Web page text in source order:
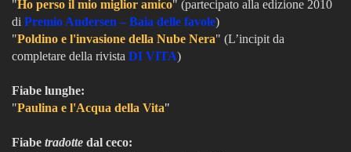
"Ho perso il mio miglior amico" (partecipato alla edizione 2010
di Premio Andersen – Baia delle favole)
"Poldino e l'invasione della Nube Nera" (L’incipit da
completare della rivista DI VITA)
Fiabe lunghe:
"Paulina e l'Acqua della Vita"
Fiabe tradotte dal ceco: